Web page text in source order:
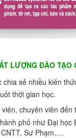
LƯỢNG ĐÀO TẠO
chia sẻ nhiều kiến
thời gian học.
chuyên viên
phố như Đại học
Sư Phạm,…